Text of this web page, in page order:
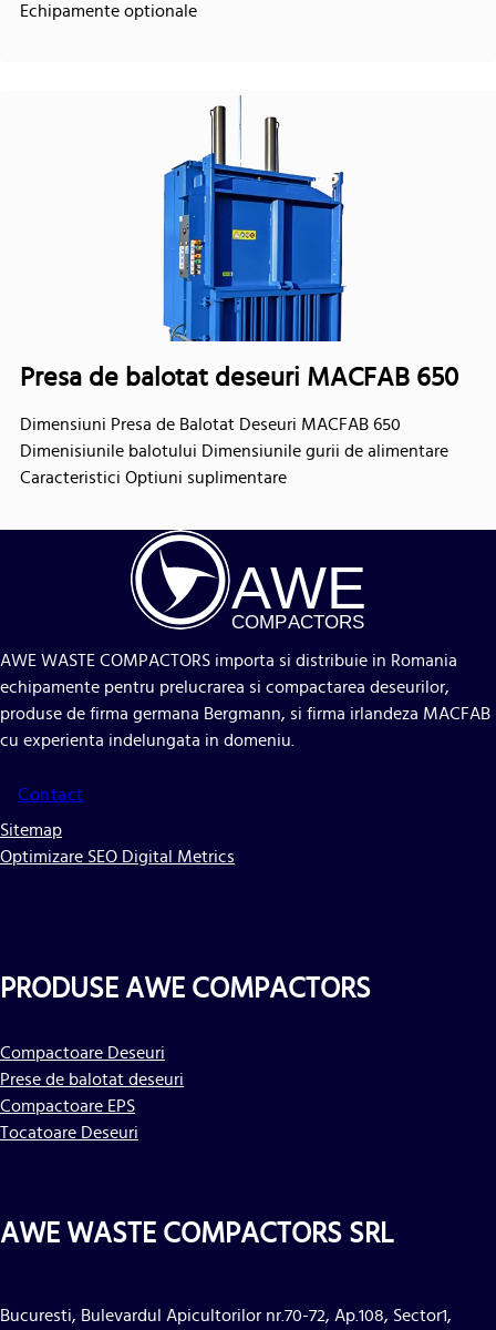
Echipamente optionale
Presa de balotat deseuri MACFAB 650
Dimensiuni Presa de Balotat Deseuri MACFAB 650
Dimenisiunile balotului Dimensiunile gurii de alimentare
Caracteristici Optiuni suplimentare
A WE
COMP ACTORS
AWE WASTE COMPACTORS importa si distribuie in Romania
echipamente pentru prelucrarea si compactarea deseurilor,
produse de firma germana Bergmann, si firma irlandeza MACFAB
cu experienta indelungata in domeniu.
Contact
Sitemap
Optimizare SEO Digital Metrics
PRODUSE AWE COMPACTORS
Compactoare Deseuri
Prese de balotat deseuri
Compactoare EPS
Tocatoare Deseuri
AWE WASTE COMPACTORS SRL
Bucuresti, Bulevardul Apicultorilor nr.70-72, Ap.108, Sector1,